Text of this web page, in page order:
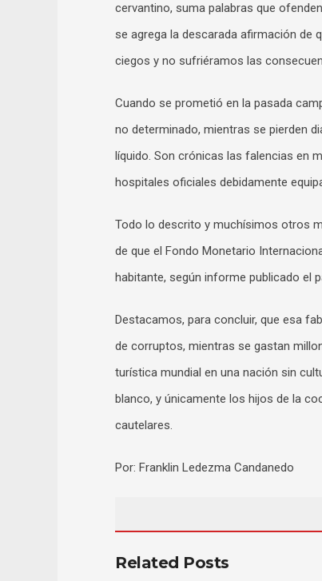
cervantino, suma palabras que
se agrega la descarada afirmación de
ciegos y no sufriéramos las
Cuando se prometió en la pasada
no determinado, mientras se pierden
líquido. Son crónicas las falencias en
hospitales oficiales debidamente
Todo lo descrito y muchísimos otros
de que el Fondo Monetario
habitante, según informe publicado el
Destacamos, para concluir, que esa
de corruptos, mientras se gastan
turística mundial en una nación sin
blanco, y únicamente los hijos de la
cautelares.
Por: Franklin Ledezma Candanedo
Related Posts